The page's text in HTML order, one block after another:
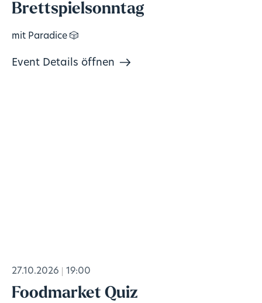
Brettspielsonntag
mit Paradice 🎲
Event Details öffnen
27.10.2026 19:00
Foodmarket Quiz